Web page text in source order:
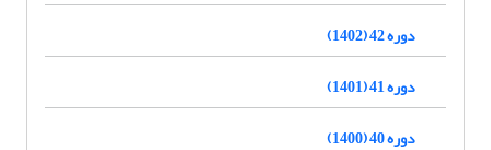
دوره 42 (1402)
دوره 41 (1401)
دوره 40 (1400)